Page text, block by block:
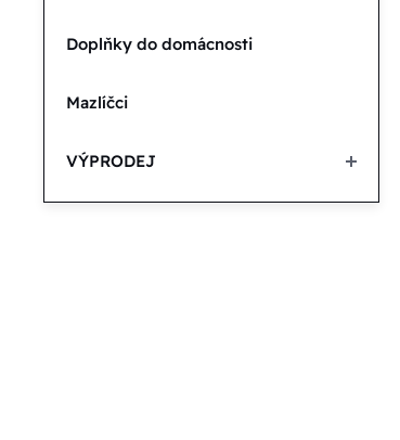
Doplňky do domácnosti
Mazlíčci
VÝPRODEJ